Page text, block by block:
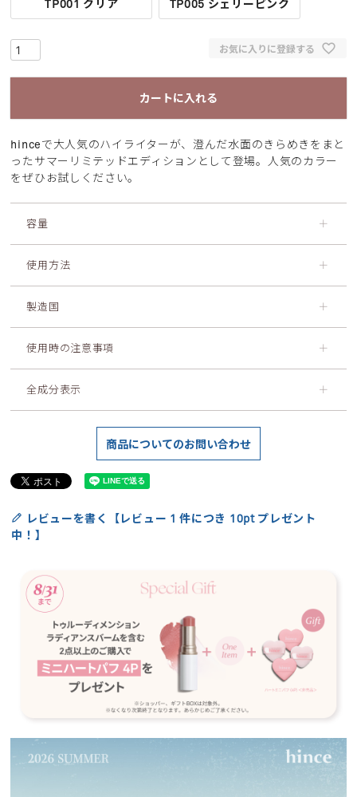
TP001 クリア TP005 シェリーピンク
お気に入りに登録する
カートに入れる
hinceで大人気のハイライターが、澄んだ水面のきらめきをまと
ったサマーリミテッドエディションとして登場。人気のカラー
をぜひお試しください。
容量 ＋
使用方法 ＋
製造国 ＋
使用時の注意事項 ＋
全成分表示 ＋
商品についてのお問い合わせ
レビューを書く【レビュー 1 件につき 10pt プレゼント
中！】